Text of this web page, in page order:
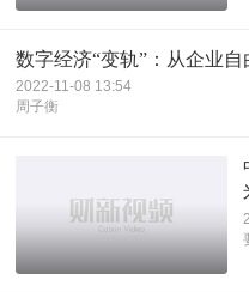
数字经济“变轨”：从企业
2022-11-08 13:54
周子衡